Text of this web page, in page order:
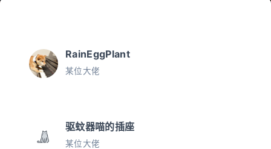
关灯
RainEggPlant
某位大佬
驱蚊器喵的插座
某位大佬